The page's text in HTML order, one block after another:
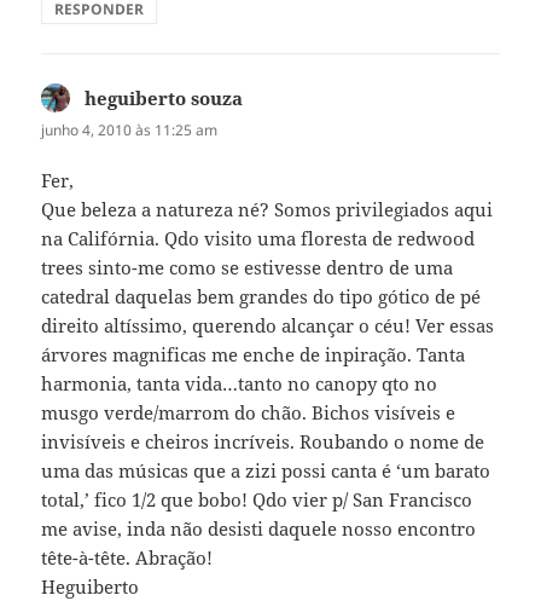
RESPONDER
heguiberto souza
junho 4, 2010 às 11:25 am
Fer,
Que beleza a natureza né? Somos privilegiados aqui
na Califórnia. Qdo visito uma floresta de redwood
trees sinto-me como se estivesse dentro de uma
catedral daquelas bem grandes do tipo gótico de pé
direito altíssimo, querendo alcançar o céu! Ver essas
árvores magnificas me enche de inpiração. Tanta
harmonia, tanta vida…tanto no canopy qto no
musgo verde/marrom do chão. Bichos visíveis e
invisíveis e cheiros incríveis. Roubando o nome de
uma das músicas que a zizi possi canta é ‘um barato
total,’ fico 1/2 que bobo! Qdo vier p/ San Francisco
me avise, inda não desisti daquele nosso encontro
tête-à-tête. Abração!
Heguiberto